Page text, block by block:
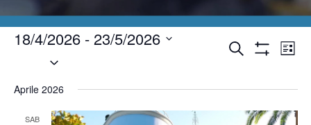
Eventi
e
viste
Cerca Lista
18/4/2026 - 23/5/2026
Seleziona
data.
Aprile 2026
SAB